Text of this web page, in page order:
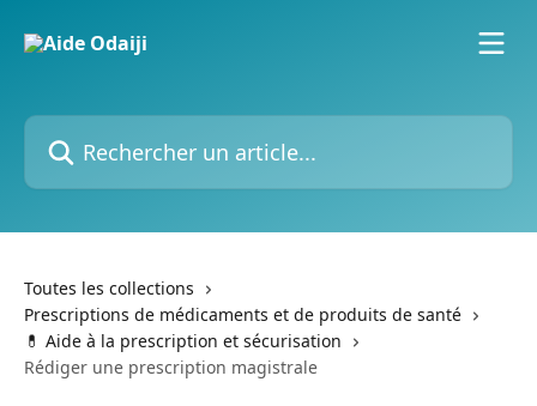
Rechercher un article...
Toutes les collections
Prescriptions de médicaments et de produits de santé
💊 Aide à la prescription et sécurisation
Rédiger une prescription magistrale